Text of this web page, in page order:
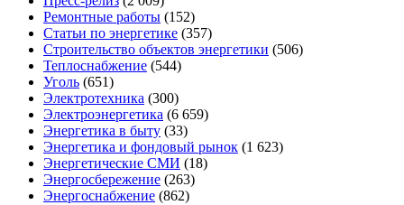
Ремонтные работы (152)
Статьи по энергетике (357)
Строительство объектов энергетики (506)
Теплоснабжение (544)
Уголь (651)
Электротехника (300)
Электроэнергетика (6 659)
Энергетика в быту (33)
Энергетика и фондовый рынок (1 623)
Энергетические СМИ (18)
Энергосбережение (263)
Энергоснабжение (862)